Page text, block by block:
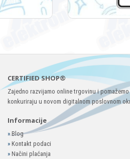
CERTIFIED SHOP®
Zajedno razvijamo online trgovinu i
konkuriraju u novom digitalnom poslovnom
Informacije
»Blog
» Kontakt podaci
» Načini plaćanja